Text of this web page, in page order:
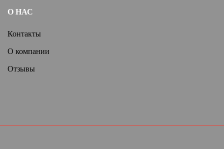
О НАС
Контакты
О компании
Отзывы